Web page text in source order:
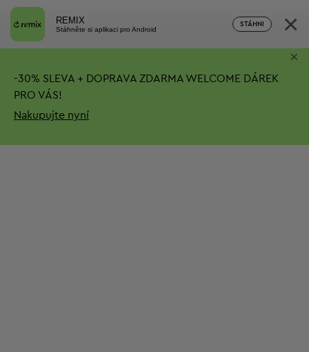
REMIX
Stáhněte si aplikaci pro Android
STÁHNI ×
-30% SLEVA + DOPRAVA ZDARMA WELCOME DÁREK
PRO VÁS!
Nakupujte nyní
×